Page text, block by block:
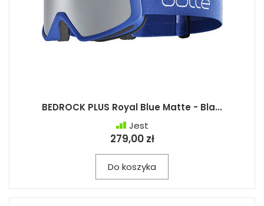
BEDROCK PLUS Royal Blue Matte - Bla...
Jest
279,00 zł
Do koszyka